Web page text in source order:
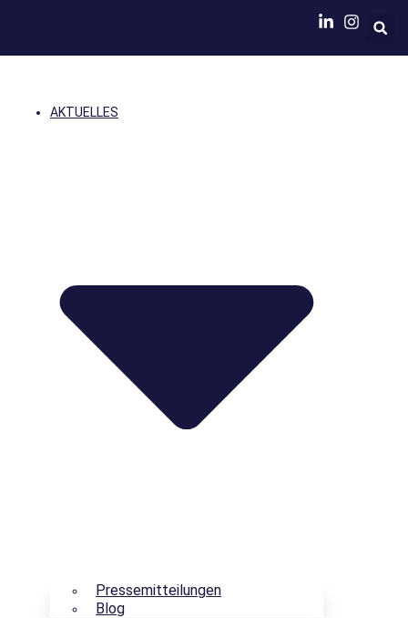
AKTUELLES
Pressemitteilungen
Blog